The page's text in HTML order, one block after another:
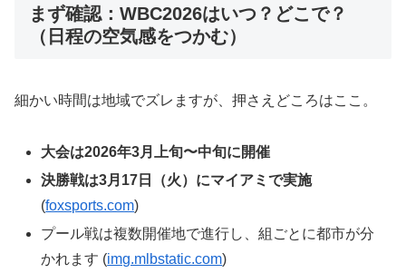
まず確認：WBC2026はいつ？どこで？
（日程の空気感をつかむ）
細かい時間は地域でズレますが、押さえどころはここ。
大会は2026年3月上旬〜中旬に開催
決勝戦は3月17日（火）にマイアミで実施
(foxsports.com)
プール戦は複数開催地で進行し、組ごとに都市が分
かれます (img.mlbstatic.com)